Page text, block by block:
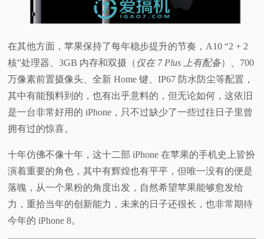
在其他方面，苹果保持了每年稳步提升的节奏，A10 “2 + 2
核”处理器、3GB 内存和双摄（仅在 7 Plus 上有配备）、700
万像素前置摄像头、全新 Home 键、IP67 防水防尘等配置，
其中有能预料到的，也有出乎意料的，但无论如何，这依旧
是一台非常好用的 iPhone，只不过缺少了一些过往日子里曾
拥有过的惊喜。
十年仿佛不像十年，这十二部 iPhone 在苹果的手机史上皆扮
演着重要的角色，其中有辉煌也有平平，但唯一没有的便是
落魄，从一个果粉的角度出发，自然希望苹果能够愈发给
力，重拾当年的创新能力，未来的日子还很长，也非常期待
今年的 iPhone 8。